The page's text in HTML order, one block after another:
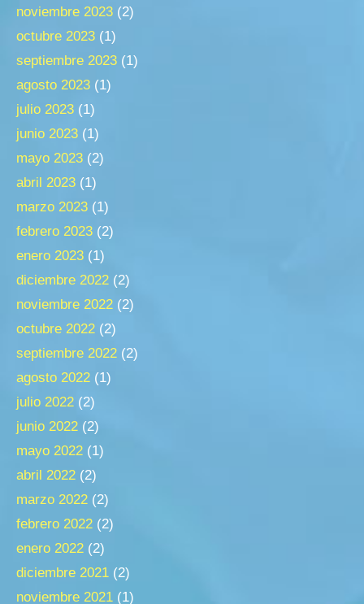
noviembre 2023 (2)
octubre 2023 (1)
septiembre 2023 (1)
agosto 2023 (1)
julio 2023 (1)
junio 2023 (1)
mayo 2023 (2)
abril 2023 (1)
marzo 2023 (1)
febrero 2023 (2)
enero 2023 (1)
diciembre 2022 (2)
noviembre 2022 (2)
octubre 2022 (2)
septiembre 2022 (2)
agosto 2022 (1)
julio 2022 (2)
junio 2022 (2)
mayo 2022 (1)
abril 2022 (2)
marzo 2022 (2)
febrero 2022 (2)
enero 2022 (2)
diciembre 2021 (2)
noviembre 2021 (1)